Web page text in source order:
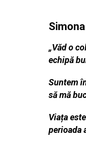
„Văd o
echipă
Suntem
să mă
Viața
perioada